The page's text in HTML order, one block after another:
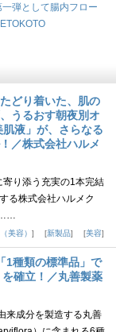
弾として腸内フロー
どり着いた、肌の
うるおす朝夜別オ
液」が、さらなる
／株式会社ハルメ
り添う充実の1本完結
る株式会社ハルメク
……
美容） 新製品 美容
1種類の標準品」で
確立！／丸善製薬
来成分を製造する丸善